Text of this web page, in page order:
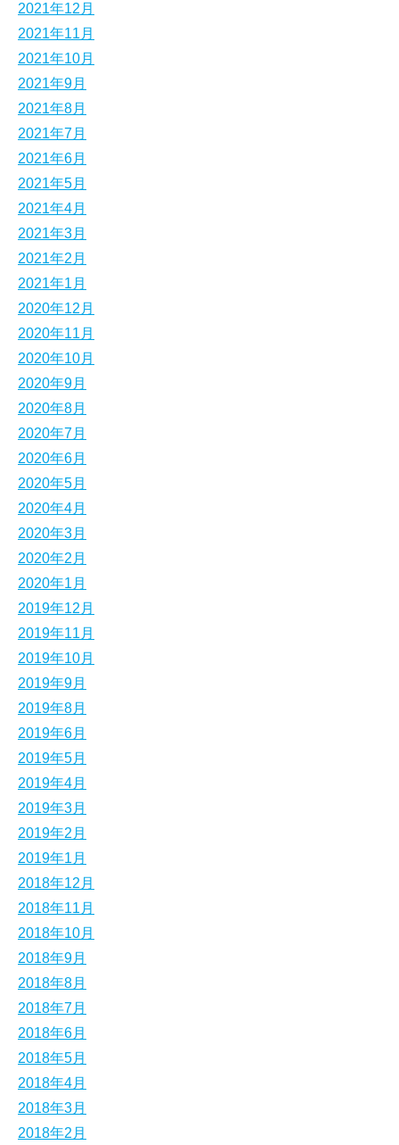
2021年12月
2021年11月
2021年10月
2021年9月
2021年8月
2021年7月
2021年6月
2021年5月
2021年4月
2021年3月
2021年2月
2021年1月
2020年12月
2020年11月
2020年10月
2020年9月
2020年8月
2020年7月
2020年6月
2020年5月
2020年4月
2020年3月
2020年2月
2020年1月
2019年12月
2019年11月
2019年10月
2019年9月
2019年8月
2019年6月
2019年5月
2019年4月
2019年3月
2019年2月
2019年1月
2018年12月
2018年11月
2018年10月
2018年9月
2018年8月
2018年7月
2018年6月
2018年5月
2018年4月
2018年3月
2018年2月